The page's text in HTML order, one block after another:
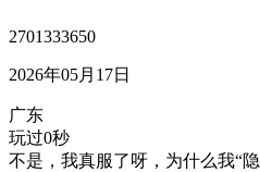
2701333650
2026年05月17日
广东
玩过0秒
不是，我真服了呀，为什么我“